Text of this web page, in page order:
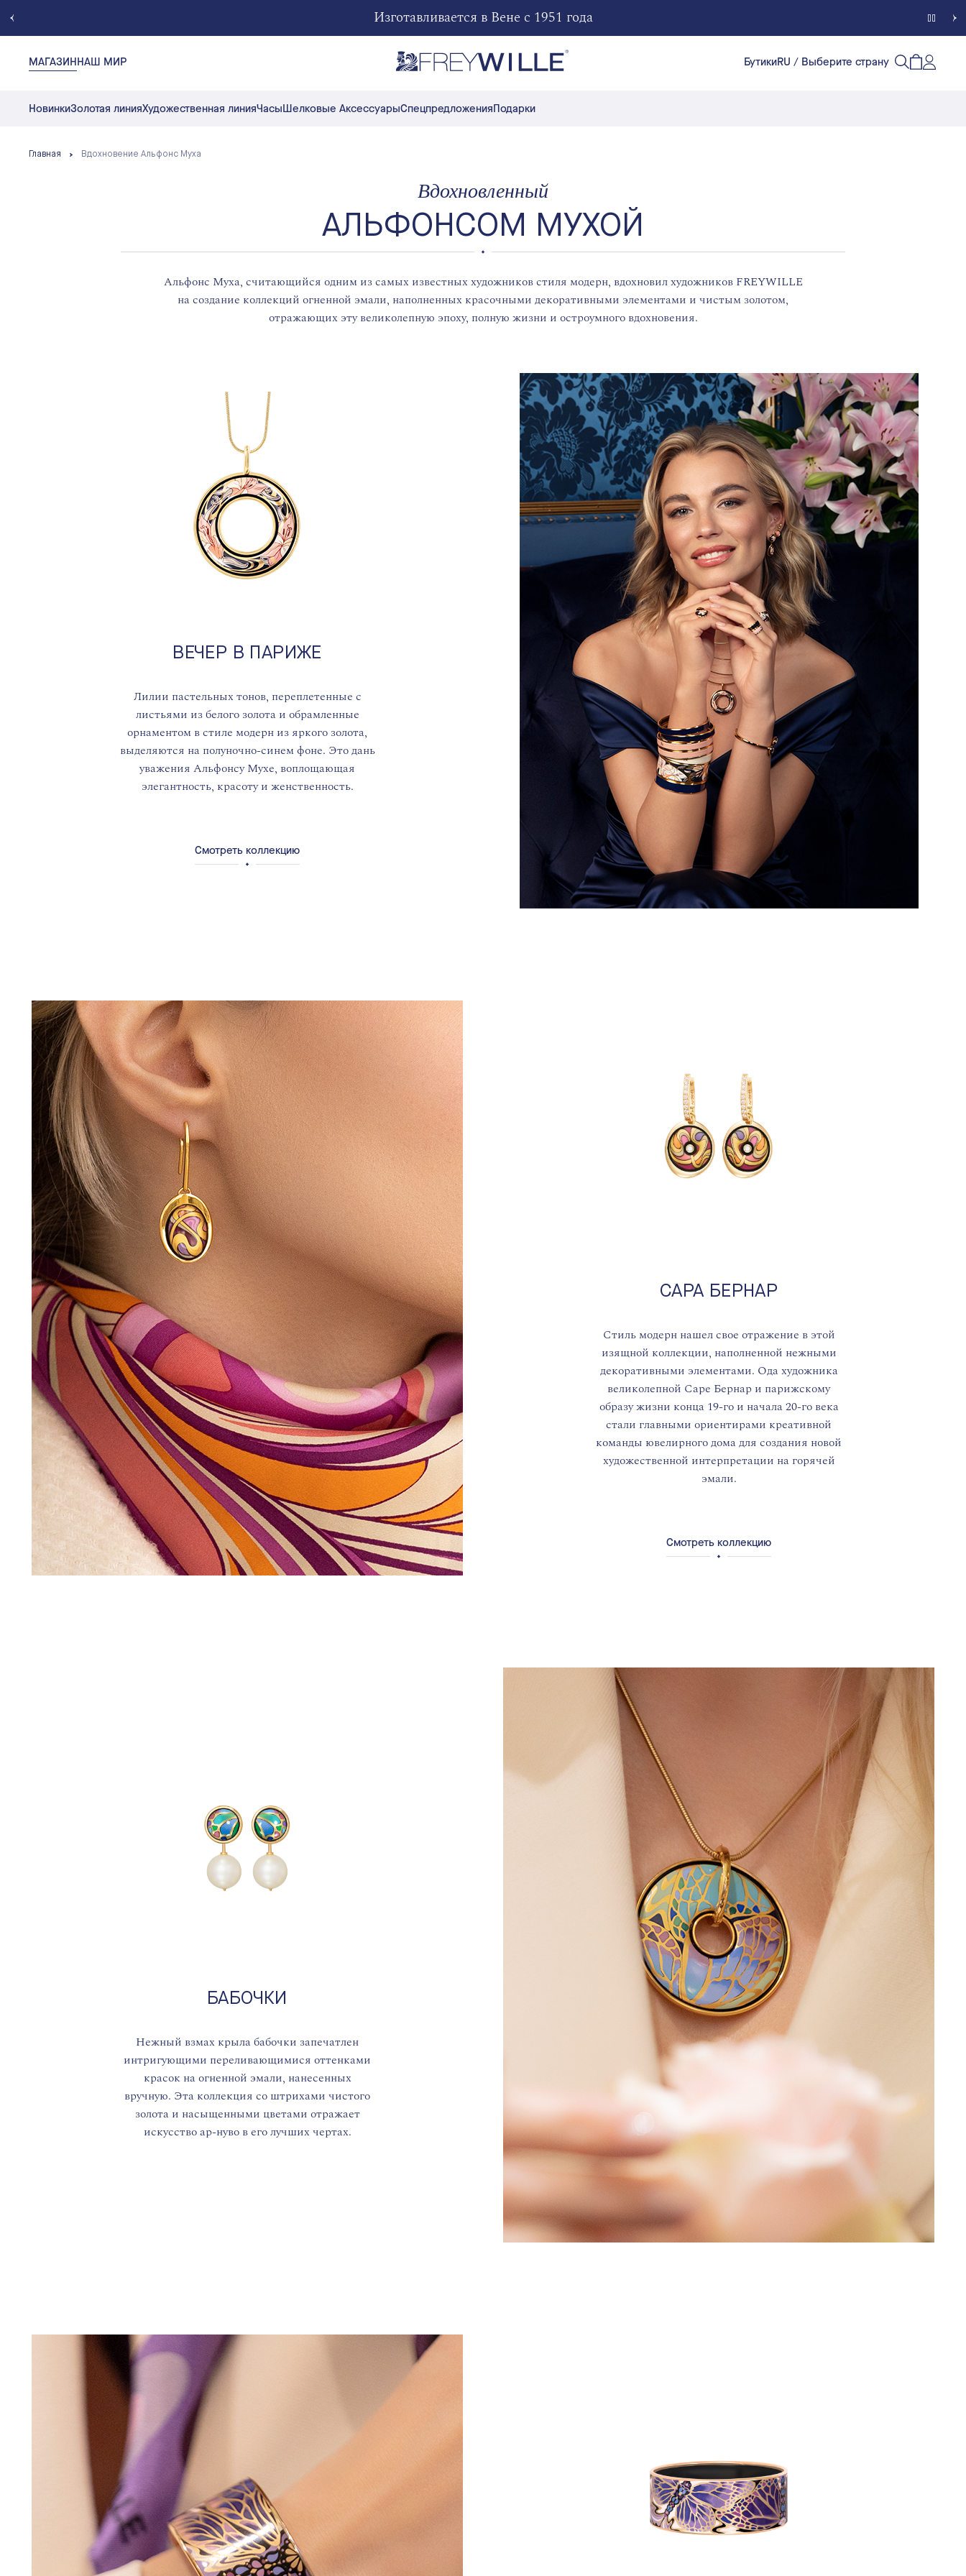
Произведение искусства в огненной эмали
МАГАЗИННАШ МИР
НовинкиЗолотая линияХудожественная линияЧасыШелковые АксессуарыСпецпредложенияПодарки
БутикиRU / Выберите страну
Открытый
Счет
Главная Вдохновение Альфонс Муха
Вдохновленный
АЛЬФОНСОМ МУХОЙ
Альфонс Муха, считающийся одним из самых известных художников стиля модерн, вдохновил художников FREYWILLE
на создание коллекций огненной эмали, наполненных красочными декоративными элементами и чистым золотом,
отражающих эту великолепную эпоху, полную жизни и остроумного вдохновения.
ВЕЧЕР В ПАРИЖЕ
Лилии пастельных тонов, переплетенные с
листьями из белого золота и обрамленные
орнаментом в стиле модерн из яркого золота,
выделяются на полуночно-синем фоне. Это дань
уважения Альфонсу Мухе, воплощающая
элегантность, красоту и женственность.
Смотреть коллекцию
САРА БЕРНАР
Стиль модерн нашел свое отражение в этой
изящной коллекции, наполненной нежными
декоративными элементами. Ода художника
великолепной Саре Бернар и парижскому
образу жизни конца 19-го и начала 20-го века
стали главными ориентирами креативной
команды ювелирного дома для создания новой
художественной интерпретации на горячей
эмали.
Смотреть коллекцию
БАБОЧКИ
Нежный взмах крыла бабочки запечатлен
интригующими переливающимися оттенками
красок на огненной эмали, нанесенных
вручную. Эта коллекция со штрихами чистого
золота и насыщенными цветами отражает
искусство ар-нуво в его лучших чертах.